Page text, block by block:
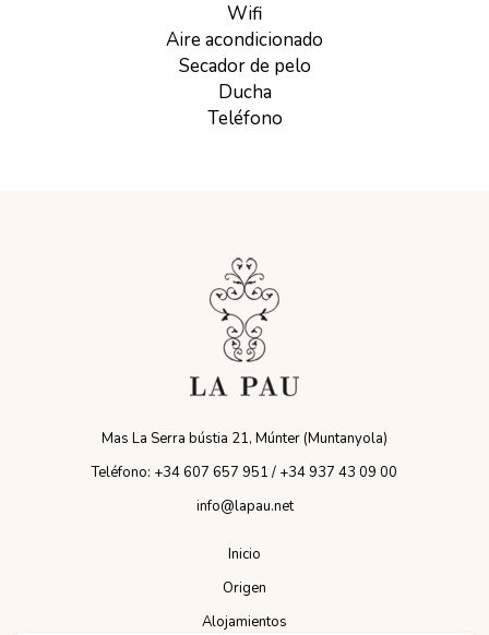
Wifi
Aire acondicionado
Secador de pelo
Ducha
Teléfono
Mas La Serra bústia 21, Múnter (Muntanyola)
Teléfono: +34 607 657 951 / +34 937 43 09 00
info@lapau.net
Inicio
Origen
Alojamientos